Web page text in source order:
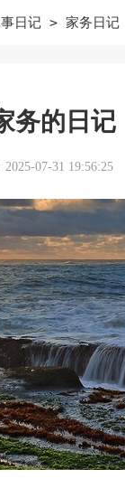
日记 > 家务日记
务的日记
2025-07-31 19:56:25